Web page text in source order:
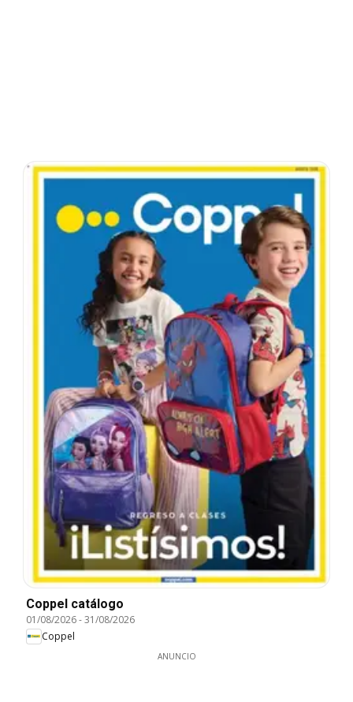
Coppel catálogo
01/08/2026-31/08/2026
Coppel
ANUNCIO